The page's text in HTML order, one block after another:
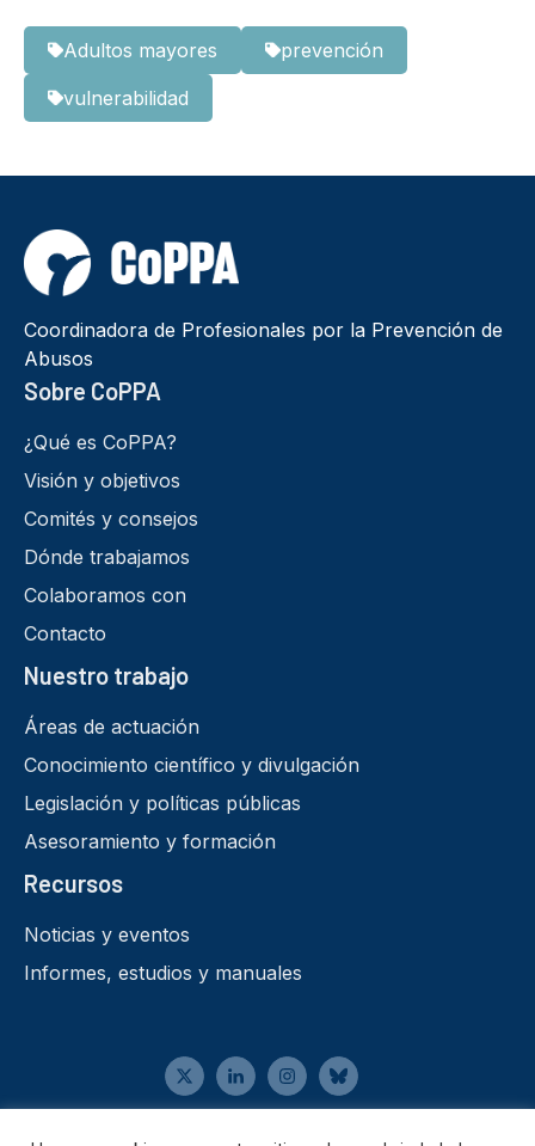
Adultos mayores
prevención
vulnerabilidad
Coordinadora de Profesionales por la Prevención de
Abusos
Sobre CoPPA
¿Qué es CoPPA?
Visión y objetivos
Comités y consejos
Dónde trabajamos
Colaboramos con
Contacto
Nuestro trabajo
Áreas de actuación
Conocimiento científico y divulgación
Legislación y políticas públicas
Asesoramiento y formación
Recursos
Noticias y eventos
Informes, estudios y manuales